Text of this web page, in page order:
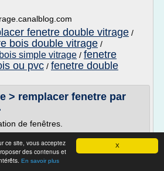
X
ce site, vous acceptez
des contenus et
En savoir plus
fenetre double vitrage /
bois double vitrage /
simple vitrage / fenetre
ou pvc / fenetre double
> remplacer fenetre par
de fenêtres.
bon choix! Les portes intérieures en
Lisolation thermique de la
Renforcer lisolation thermique